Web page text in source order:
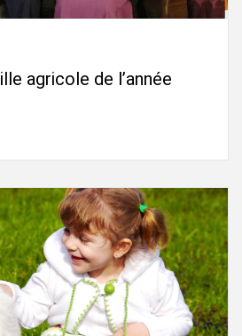
agricole de l’année